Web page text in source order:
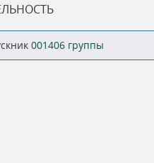
001406 группы